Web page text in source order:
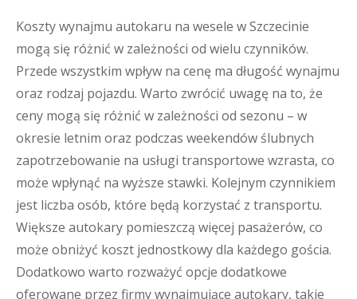
Koszty wynajmu autokaru na wesele w Szczecinie
mogą się różnić w zależności od wielu czynników.
Przede wszystkim wpływ na cenę ma długość wynajmu
oraz rodzaj pojazdu. Warto zwrócić uwagę na to, że
ceny mogą się różnić w zależności od sezonu – w
okresie letnim oraz podczas weekendów ślubnych
zapotrzebowanie na usługi transportowe wzrasta, co
może wpłynąć na wyższe stawki. Kolejnym czynnikiem
jest liczba osób, które będą korzystać z transportu.
Większe autokary pomieszczą więcej pasażerów, co
może obniżyć koszt jednostkowy dla każdego gościa.
Dodatkowo warto rozważyć opcje dodatkowe
oferowane przez firmy wynajmujące autokary, takie